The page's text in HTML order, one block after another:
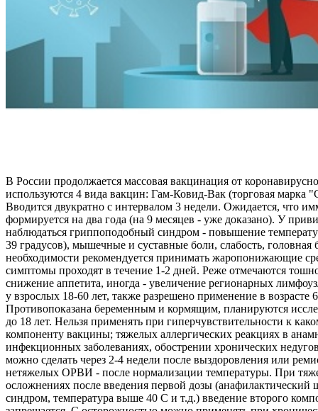
В России продолжается массовая вакцинация от
используются 4 вида вакцин: Гам-Ковид-Вак (торговая марка
Вводится двукратно с интервалом 3 недели. Ожидается, что
формируется на два года (на 9 месяцев - уже доказано). У
наблюдаться гриппоподобный синдром - повышение
39 градусов), мышечные и суставные боли, слабость, головная
необходимости рекомендуется принимать жаропонижающие
симптомы проходят в течение 1-2 дней. Реже отмечаются
снижение аппетита, иногда - увеличение регионарных
у взрослых 18-60 лет, также разрешено применение в возрасте
Противопоказана беременным и кормящим, планируются
до 18 лет. Нельзя применять при гиперчувствительности к
компоненту вакцины; тяжелых аллергических реакциях в
инфекционных заболеваниях, обострении хронических
можно сделать через 2-4 недели после выздоровления или
нетяжелых ОРВИ - после нормализации температуры. При
осложнениях после введения первой дозы
синдром, температура выше 40 С и т.д.) введение второго